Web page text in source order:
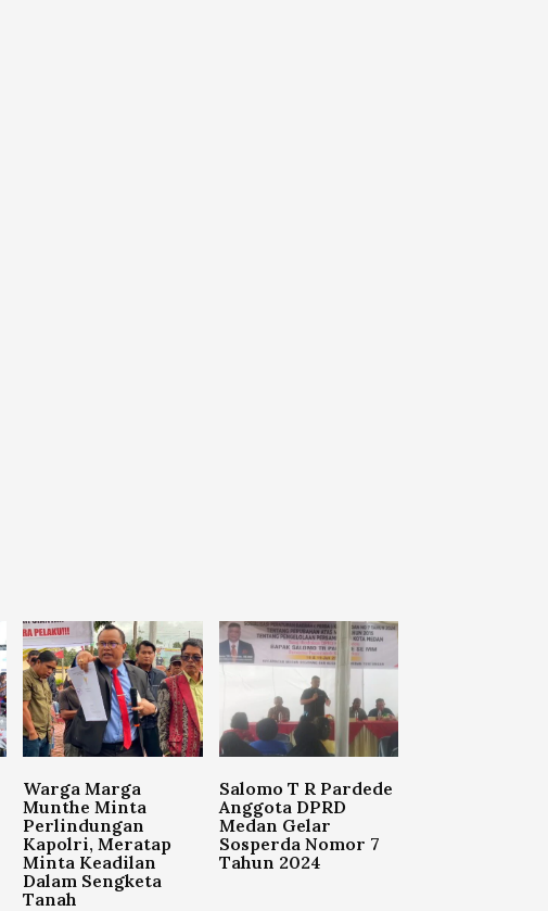
Warga Marga
Munthe Minta
Perlindungan
Kapolri, Meratap
Minta Keadilan
Dalam Sengketa
Tanah
Salomo T R Pardede
Anggota DPRD
Medan Gelar
Sosperda Nomor 7
Tahun 2024